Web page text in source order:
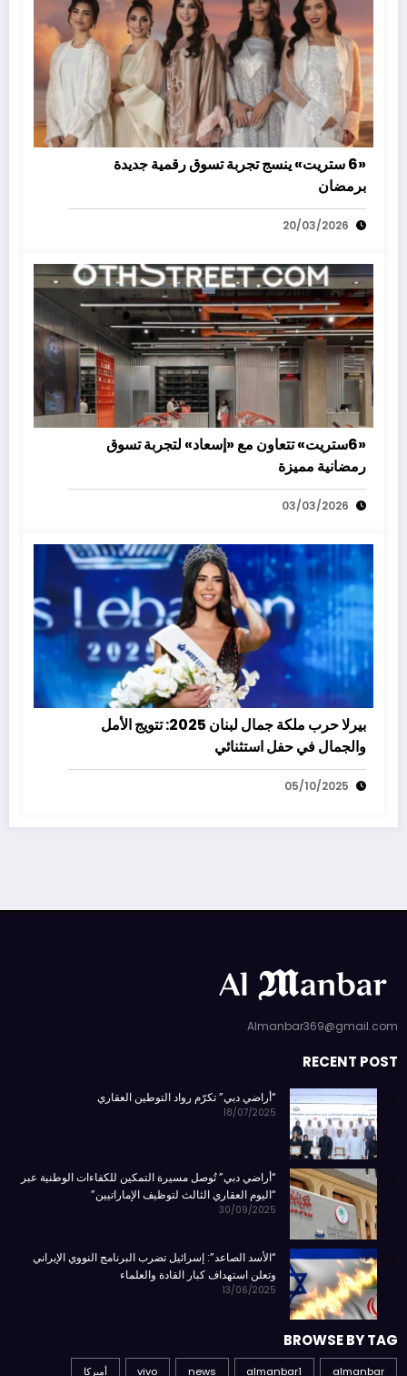
«6 ستريت» ينسج تجربة تسوق رقمية جديدة
برمضان
20/03/2026
«6ستريت» تتعاون مع «إسعاد» لتجربة تسوق
رمضانية مميزة
03/03/2026
بيرلا حرب ملكة جمال لبنان 2025: تتويج الأمل
والجمال في حفل استثنائي
05/10/2025
Almanbar369@gmail.com
RECENT POST
“أراضي دبي” تكرّم رواد التوطين العقاري
18/07/2025
“أراضي دبي” تُوصل مسيرة التمكين للكفاءات الوطنية عبر
“اليوم العقاري الثالث لتوظيف الإماراتيين”
30/09/2025
“الأسد الصاعد”: إسرائيل تضرب البرنامج النووي الإيراني
وتعلن استهداف كبار القادة والعلماء
13/06/2025
BROWSE BY TAG
almanbar
almanbar1
news
vivo أميركا